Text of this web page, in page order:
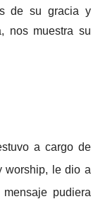
de su gracia y
nos muestra su
a cargo de
worship, le dio a
pudiera